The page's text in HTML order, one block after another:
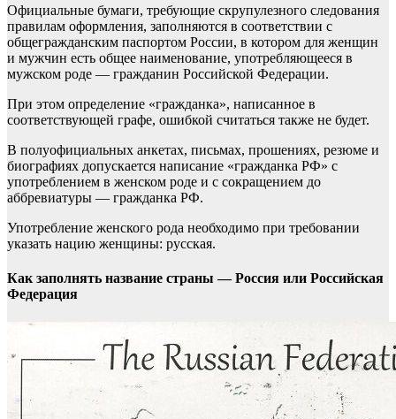
Официальные бумаги, требующие скрупулезного следования
правилам оформления, заполняются в соответствии с
общегражданским паспортом России, в котором для женщин
и мужчин есть общее наименование, употребляющееся в
мужском роде — гражданин Российской Федерации.
При этом определение «гражданка», написанное в
соответствующей графе, ошибкой считаться также не будет.
В полуофициальных анкетах, письмах, прошениях, резюме и
биографиях допускается написание «гражданка РФ» с
употреблением в женском роде и с сокращением до
аббревиатуры — гражданка РФ.
Употребление женского рода необходимо при требовании
указать нацию женщины: русская.
Как заполнять название страны — Россия или Российская
Федерация